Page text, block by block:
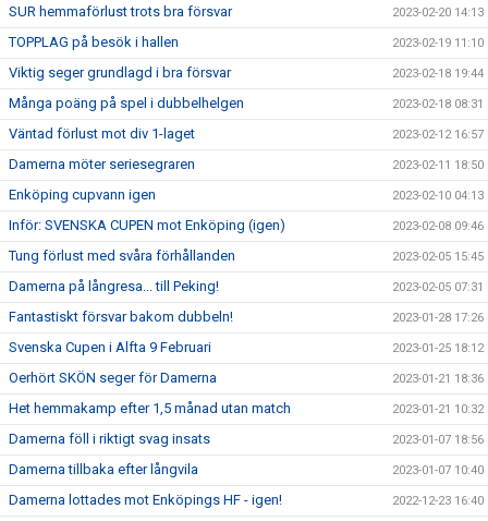
SUR hemmaförlust trots bra försvar 2023-02-20 14:13
TOPPLAG på besök i hallen 2023-02-19 11:10
Viktig seger grundlagd i bra försvar 2023-02-18 19:44
Många poäng på spel i dubbelhelgen 2023-02-18 08:31
Väntad förlust mot div 1-laget 2023-02-12 16:57
Damerna möter seriesegraren 2023-02-11 18:50
Enköping cupvann igen 2023-02-10 04:13
Inför: SVENSKA CUPEN mot Enköping (igen) 2023-02-08 09:46
Tung förlust med svåra förhållanden 2023-02-05 15:45
Damerna på långresa... till Peking! 2023-02-05 07:31
Fantastiskt försvar bakom dubbeln! 2023-01-28 17:26
Svenska Cupen i Alfta 9 Februari 2023-01-25 18:12
Oerhört SKÖN seger för Damerna 2023-01-21 18:36
Het hemmakamp efter 1,5 månad utan match 2023-01-21 10:32
Damerna föll i riktigt svag insats 2023-01-07 18:56
Damerna tillbaka efter långvila 2023-01-07 10:40
Damerna lottades mot Enköpings HF - igen! 2022-12-23 16:40